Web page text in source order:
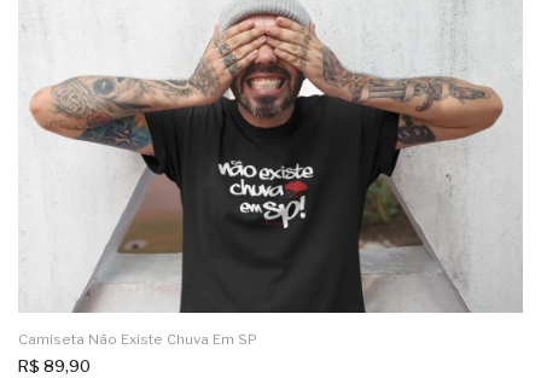
Camiseta Não Existe Chuva Em SP
R$ 89,90